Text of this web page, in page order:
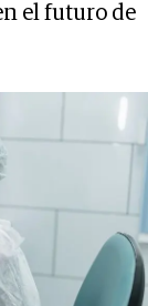
el futuro de